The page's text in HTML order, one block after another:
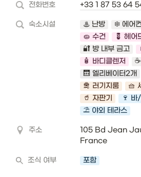
전화번호 +33 1 87 53 64
숙소시설 ♨️ 난방 ❄️ 에어
🧽 수건
💈 헤어
🔐 방 내부 금고
🧴 바디클렌저
🛗 엘리베이터2개
🛅 러기지룸
🧺
🥤 자판기
🍷 바
⛱️ 야외 테라스
주소
105 Bd Jean
France
조식 여부 포함